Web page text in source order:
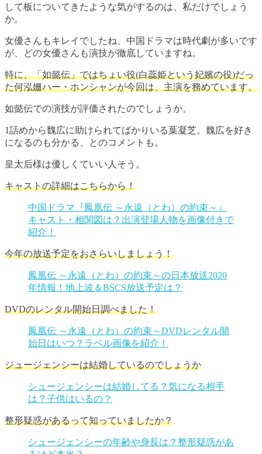
して板についてきたような気がするのは、私だけでしょう
か。
女優さんもキレイでしたね、中国ドラマは時代劇が多いです
が、どの女優さんも演技が徹底していますね。
特に、「如懿伝」ではちょい役(白蕊姫という妃嬪の役)だっ
た何泓姗ハー・ホンシャンが今回は、主演を務めています。
如懿伝での演技が評価されたのでしょうか。
1話めから魏広に助けられてばかりいる葉凝芝。魏広を好き
になるのも分かる、とのコメントも。
皇太后様は優しくていい人そう。
キャストの詳細はこちらから！
中国ドラマ『鳳凰伝 ～永遠（とわ）の約束～』
キャスト・相関図は？出演登場人物を画像付きで
紹介！
今年の放送予定をおさらいしましょう！
鳳凰伝 ～永遠（とわ）の約束～の日本放送2020
年情報！地上波＆BSCS放送予定は？
DVDのレンタル開始日調べました！
鳳凰伝 ～永遠（とわ）の約束～DVDレンタル開
始日はいつ？ラベル画像を紹介！
ジュージェンシーは結婚しているのでしょうか
シュージェンシーは結婚してる？気になる相手
は？子供はいるの？
整形疑惑があるって知っていましたか？
シュージェンシーの年齢や身長は？整形疑惑があ